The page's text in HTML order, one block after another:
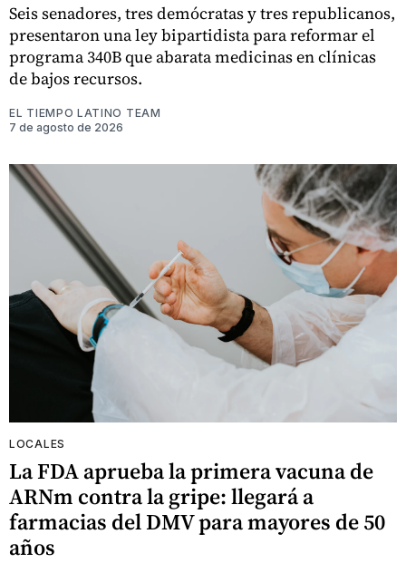
Seis senadores, tres demócratas y tres republicanos,
presentaron una ley bipartidista para reformar el
programa 340B que abarata medicinas en clínicas
de bajos recursos.
EL TIEMPO LATINO TEAM
7 de agosto de 2026
LOCALES
La FDA aprueba la primera vacuna de
ARNm contra la gripe: llegará a
farmacias del DMV para mayores de 50
años